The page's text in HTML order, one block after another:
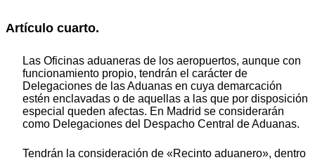
Artículo cuarto.
Las Oficinas aduaneras de los aeropuertos, aunque con
funcionamiento propio, tendrán el carácter de
Delegaciones de las Aduanas en cuya demarcación
estén enclavadas o de aquellas a las que por disposición
especial queden afectas. En Madrid se considerarán
como Delegaciones del Despacho Central de Aduanas.
Tendrán la consideración de «Recinto aduanero», dentro